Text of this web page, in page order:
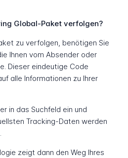
Global-Paket verfolgen?
zu verfolgen, benötigen Sie
Ihnen vom Absender oder
Dieser eindeutige Code
alle Informationen zu Ihrer
in das Suchfeld ein und
Tracking-Daten werden
zeigt dann den Weg Ihres